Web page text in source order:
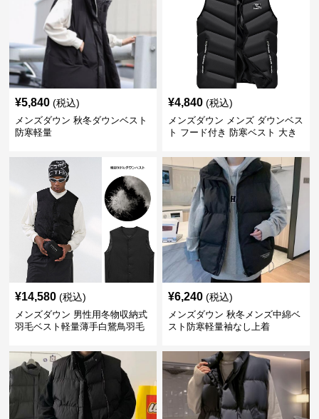
¥5,840 (税込)
メンズダウン 秋冬ダウンベスト
防寒軽量
¥4,840 (税込)
メンズダウン メンズ ダウンベス
ト フード付き 防寒ベスト 大き
¥14,580 (税込)
メンズダウン 男性用冬物収納式
羽毛ベスト軽量薄手白鵞鳥羽毛
¥6,240 (税込)
メンズダウン 秋冬メンズ中綿ベ
スト防寒軽量袖なし上着